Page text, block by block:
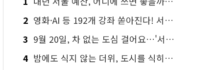
기
2 영화·AI 등 192개 강좌 쏟아진다! 서울시민대학 선착순 신청
3 9월 20일, 차 없는 도심 걸어요…'서울 걷자 페스티벌' 선착순 5천명
4 밤에도 식지 않는 더위, 도시를 식히는 시원한 해법은?